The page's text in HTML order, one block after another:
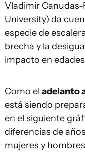
Vladimir
University) da
especie de
brecha y la
impacto en
Como el adelanto
está siendo
en el siguiente
diferencias de
mujeres y